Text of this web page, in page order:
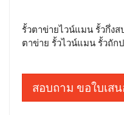
รั้วตาข่ายไวน์แมน รั้วกึ่งส
ตาข่าย รั้วไวน์แมน รั้วถัก
สอบถาม ขอใบเส